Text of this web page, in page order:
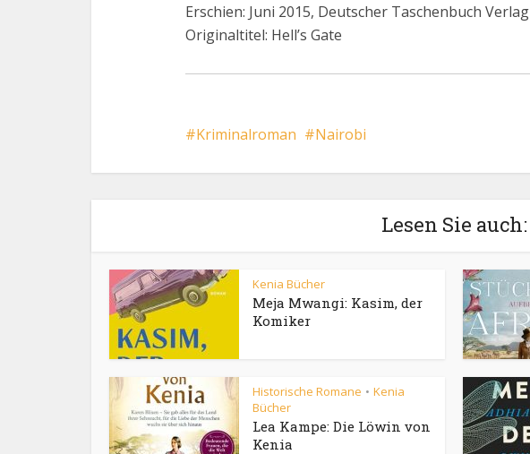
Erschien: Juni 2015, Deutscher Taschenbuch Verlag
Originaltitel: Hell’s Gate
Kriminalroman Nairobi
Lesen Sie auch:
Kenia Bücher
Meja Mwangi: Kasim, der
Komiker
Historische Romane • Kenia
Bücher
Lea Kampe: Die Löwin von
Kenia